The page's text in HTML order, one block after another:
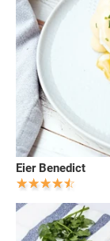
Eier Benedict